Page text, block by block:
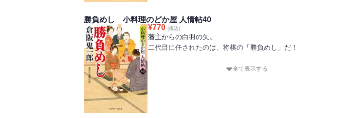
がったら、食べやすい大きさに切り、醤油で食す。
（一口大に分けてもよい）
た。時を同じくして、黒四組が探索しているのは「上方訛り」の
京から下ってきた悪党だという。なりは越中の薬売りだが、中身
は上方からきた悪党どもを探し出すことはできるのか。「おいら
たちの真似をするとは、許せねえっちゃ」と気概を示す越中の薬
売りたちは果たして手柄を立てることができるか――。
勝負めし 小料理のどか屋 人情帖40
¥770 (税込)
藩主からの白羽の矢。
二代目に任されたのは、将棋の「勝負めし」だ！
将棋の対局の場に選ばれたのどか屋に現れた棋士は、髷を「桃割
全て表示する